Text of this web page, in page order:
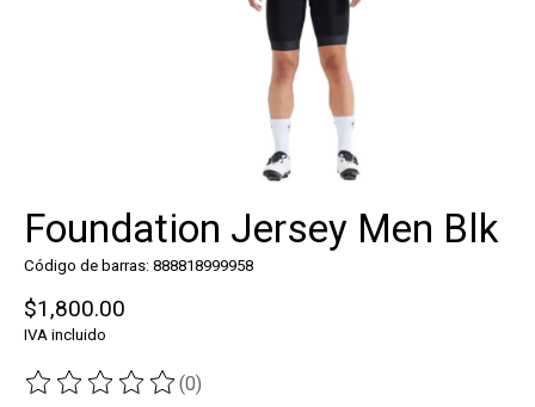
Foundation Jersey Men Blk
Código de barras: 888818999958
$1,800.00
IVA incluido
The rating of this product is
(0)